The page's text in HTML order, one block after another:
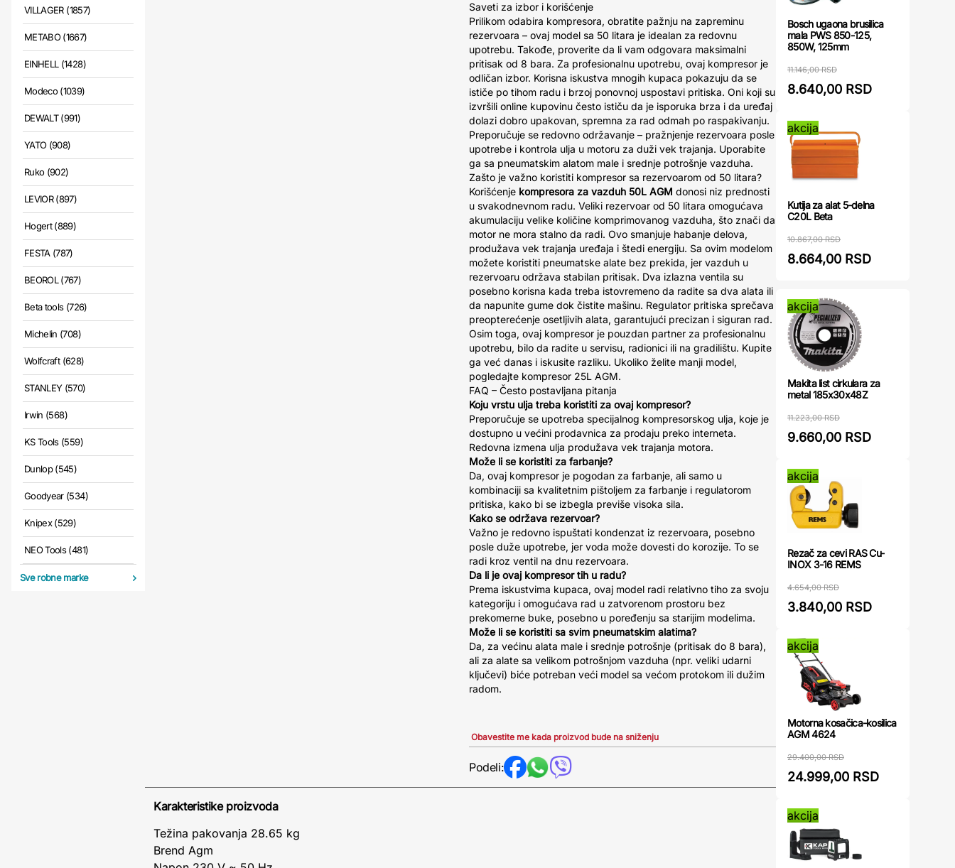
VILLAGER (1857)
METABO (1667)
EINHELL (1428)
Modeco (1039)
DEWALT (991)
YATO (908)
Ruko (902)
LEVIOR (897)
Hogert (889)
FESTA (787)
BEOROL (767)
Beta tools (726)
Michelin (708)
Wolfcraft (628)
STANLEY (570)
Irwin (568)
KS Tools (559)
Dunlop (545)
Goodyear (534)
Knipex (529)
NEO Tools (481)
Sve robne marke
Saveti za izbor i korišćenje
Prilikom odabira kompresora, obratite pažnju na zapreminu
rezervoara – ovaj model sa 50 litara je idealan za redovnu
upotrebu. Takođe, proverite da li vam odgovara maksimalni
pritisak od 8 bara. Za profesionalnu upotrebu, ovaj kompresor je
odličan izbor. Korisna iskustva mnogih kupaca pokazuju da se
ističe po tihom radu i brzoj ponovnoj uspostavi pritiska. Oni koji su
izvršili online kupovinu često ističu da je isporuka brza i da uređaj
dolazi dobro upakovan, spremna za rad odmah po raspakivanju.
Preporučuje se redovno održavanje – pražnjenje rezervoara posle
upotrebe i kontrola ulja u motoru za duži vek trajanja. Uporabite
ga sa pneumatskim alatom male i srednje potrošnje vazduha.
Zašto je važno koristiti kompresor sa rezervoarom od 50 litara?
Korišćenje kompresora za vazduh 50L AGM donosi niz prednosti
u svakodnevnom radu. Veliki rezervoar od 50 litara omogućava
akumulaciju velike količine komprimovanog vazduha, što znači da
motor ne mora stalno da radi. Ovo smanjuje habanje delova,
produžava vek trajanja uređaja i štedi energiju. Sa ovim modelom
možete koristiti pneumatske alate bez prekida, jer vazduh u
rezervoaru održava stabilan pritisak. Dva izlazna ventila su
posebno korisna kada treba istovremeno da radite sa dva alata ili
da napunite gume dok čistite mašinu. Regulator pritiska sprečava
preopterećenje osetljivih alata, garantujući precizan i siguran rad.
Osim toga, ovaj kompresor je pouzdan partner za profesionalnu
upotrebu, bilo da radite u servisu, radionici ili na gradilištu. Kupite
ga već danas i iskusite razliku. Ukoliko želite manji model,
pogledajte kompresor 25L AGM.
FAQ – Često postavljana pitanja
Koju vrstu ulja treba koristiti za ovaj kompresor?
Preporučuje se upotreba specijalnog kompresorskog ulja, koje je
dostupno u većini prodavnica za prodaju preko interneta.
Redovna izmena ulja produžava vek trajanja motora.
Može li se koristiti za farbanje?
Da, ovaj kompresor je pogodan za farbanje, ali samo u
kombinaciji sa kvalitetnim pištoljem za farbanje i regulatorom
pritiska, kako bi se izbegla previše visoka sila.
Kako se održava rezervoar?
Važno je redovno ispuštati kondenzat iz rezervoara, posebno
posle duže upotrebe, jer voda može dovesti do korozije. To se
radi kroz ventil na dnu rezervoara.
Da li je ovaj kompresor tih u radu?
Prema iskustvima kupaca, ovaj model radi relativno tiho za svoju
kategoriju i omogućava rad u zatvorenom prostoru bez
prekomerne buke, posebno u poređenju sa starijim modelima.
Može li se koristiti sa svim pneumatskim alatima?
Da, za većinu alata male i srednje potrošnje (pritisak do 8 bara),
ali za alate sa velikom potrošnjom vazduha (npr. veliki udarni
ključevi) biće potreban veći model sa većom protokom ili dužim
radom.
Obavestite me kada proizvod bude na sniženju
Podeli:
Karakteristike proizvoda
Težina pakovanja 28.65 kg
Brend Agm
Bosch ugaona brusilica
mala PWS 850-125,
850W, 125mm
11.146,00 RSD
8.640,00 RSD
akcija
Kutija za alat 5-delna
C20L Beta
10.867,00 RSD
8.664,00 RSD
akcija
Makita list cirkulara za
metal 185x30x48Z
11.223,00 RSD
9.660,00 RSD
akcija
Rezač za cevi RAS Cu-
INOX 3-16 REMS
4.654,00 RSD
3.840,00 RSD
akcija
Motorna kosačica-kosilica
AGM 4624
29.400,00 RSD
24.999,00 RSD
akcija